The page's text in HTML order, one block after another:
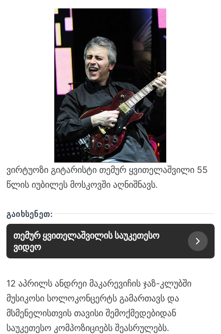
ვირტუოზი გიტარისტი თემურ ყვითელაშვილი 55
წლის იუბილეს მოსკოვში აღნიშნავს.
ᲒᲐᲘᲮᲡᲔᲜᲔᲗ:
თემურ ყვითელაშვილის საუკეთესო
ვიდეო
12 აპრილს ანდრეი მაკარევიჩის ჯაზ-კლუბში
მუსიკოსი სოლოკონცერტს გამართავს და
მსმენელისთვის თავისი შემოქმედებიდან
საუკეთესო კომპოზიციებს შეასრულებს.